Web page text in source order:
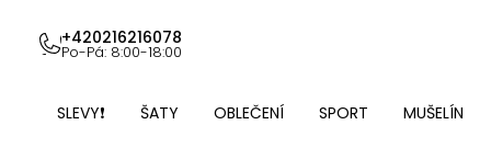
obsah
+420216216078
Po-Pá: 8:00-18:00
SLEVY❗ ŠATY OBLEČENÍ SPORT MUŠELÍN